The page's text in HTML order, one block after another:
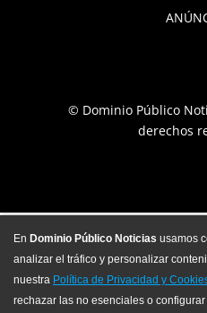
© Dominio Público
derechos
En Dominio Público Noticias usamos
analizar el tráfico y personalizar
nuestra Política de Privacidad y
rechazar las no esenciales o